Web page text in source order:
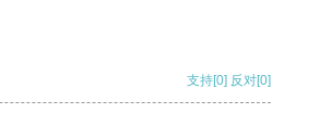
支持[0] 反对[0]